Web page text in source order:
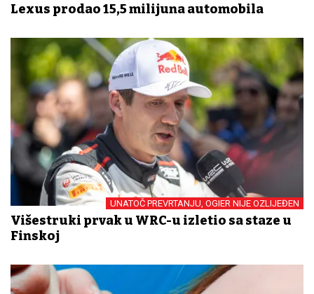
Lexus prodao 15,5 milijuna automobila
UNATOČ PREVRTANJU, OGIER NIJE OZLIJEĐEN
Višestruki prvak u WRC-u izletio sa staze u
Finskoj